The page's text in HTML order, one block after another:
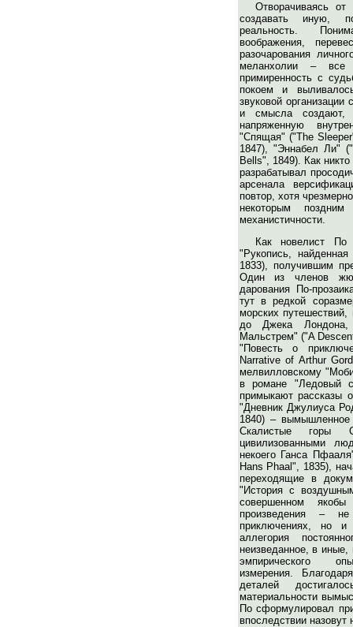
Отворачиваясь
создавать иную,
реальность.
воображения,
разочарования
меланхолии – все
примиренность с
покоем и
звуковой
и смысла создают,
напряженную
"Спящая" ("The
1847), "Эннабел Ли"
Bells", 1849). Как
разрабатывал
арсенала
повтор, хотя
некоторым
механистичности.
Как новелист По
"Рукопись,
1833), получившим
Один из членов
дарования По-
тут в редкой
морских
до Джека Лондона,
Мальстрем" ("A
"Повесть о
Narrative of Arthur
мелвилловскому
в романе "Ледовый
примыкают рассказы
"Дневник Джулиуса
1840) – вымышленное
Скалистые горы
цивилизованными
некоего Ганса
Hans Phaal", 1835),
переходящие в
"История с
совершенном
произведения –
приключениях, но и
аллегория
неизведанное, в
эмпирического
измерения.
деталей
материальности
По сформулировал
впоследствии назовут